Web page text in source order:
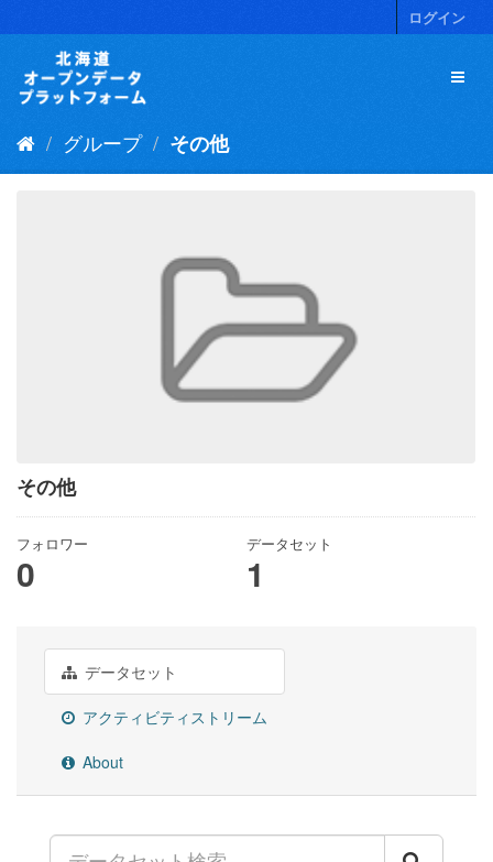
キ
ログイン
グループ その他
その他
フォロワー
0
データセット
1
データセット
アクティビティストリーム
About